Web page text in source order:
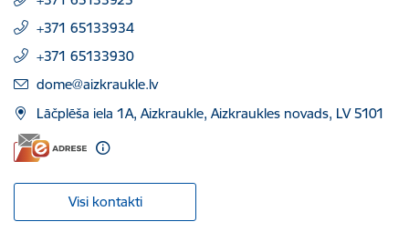
+371 65133934
+371 65133930
E-pasts:
dome@aizkraukle.lv
Lāčplēša iela 1A, Aizkraukle, Aizkraukles novads, LV 5101
Visi kontakti